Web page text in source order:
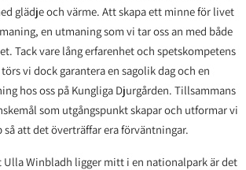
glädje och värme. Att skapa ett minne för livet
en utmaning som vi tar oss an med både
Tack vare lång erfarenhet och spetskompetens
vi dock garantera en sagolik dag och en
hos oss på Kungliga Djurgården. Tillsammans
som utgångspunkt skapar och utformar vi
att det överträffar era förväntningar.
Ulla Winbladh ligger mitt i en nationalpark är det